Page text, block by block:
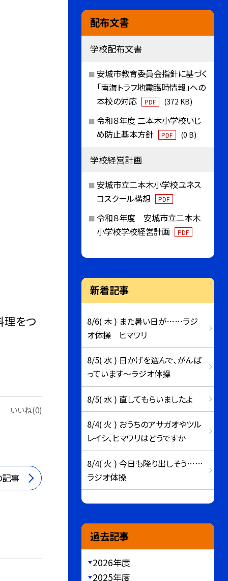
理をつ
いいね(0)
事
配布文書
学校配布文書
安城市教育委員会指針に基づく
「南海トラフ地震臨時情報」への
本校の対応
PDF (372 KB)
令和８年度 二本木小学校いじ
め防止基本方針
PDF (0 B)
学校経営計画
安城市立二本木小学校ユネス
コスクール構想
PDF
令和８年度 安城市立二本木
小学校学校経営計画
PDF
新着記事
8/6( 木 ) また暑い日が……ラジ
オ体操 ヒマワリ
8/5( 水 ) 日かげを選んで、がんば
っています～ラジオ体操
8/5( 水 ) 直してもらいましたよ
8/4( 火 ) おうちのアサガオやツル
レイシ、ヒマワリはどうですか
8/4( 火 ) 今日も降り出しそう……
ラジオ体操
過去記事
2026年度
2025年度